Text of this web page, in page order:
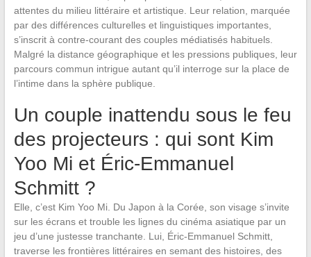
attentes du milieu littéraire et artistique. Leur relation, marquée
par des différences culturelles et linguistiques importantes,
s’inscrit à contre-courant des couples médiatisés habituels.
Malgré la distance géographique et les pressions publiques, leur
parcours commun intrigue autant qu’il interroge sur la place de
l’intime dans la sphère publique.
Un couple inattendu sous le feu
des projecteurs : qui sont Kim
Yoo Mi et Éric-Emmanuel
Schmitt ?
Elle, c’est Kim Yoo Mi. Du Japon à la Corée, son visage s’invite
sur les écrans et trouble les lignes du cinéma asiatique par un
jeu d’une justesse tranchante. Lui, Éric-Emmanuel Schmitt,
traverse les frontières littéraires en semant des histoires, des